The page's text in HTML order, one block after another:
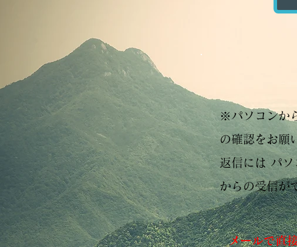
※パソコンか
の確認をお願
返信には パ
からの受信が
メールで直